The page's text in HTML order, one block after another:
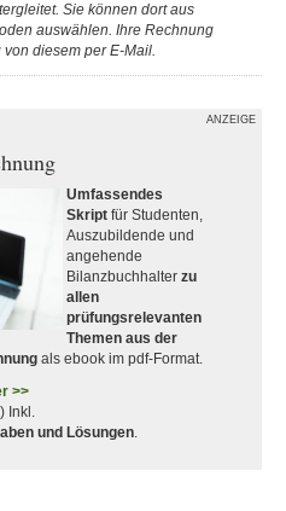
Sie können dort aus
auswählen. Ihre Rechnung
diesem per E-Mail.
ANZEIGE
Umfassendes
Skript für Studenten,
Auszubildende und
angehende
Bilanzbuchhalter zu
allen
prüfungsrelevanten
Themen aus der
als ebook im pdf-Format.
>>
Inkl.
und Lösungen.